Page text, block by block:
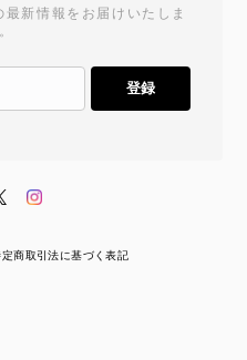
新情報をお届けいたしま
登録
定商取引法に基づく表記